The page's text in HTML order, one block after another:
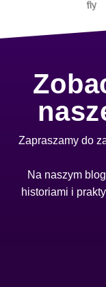
Zapraszamy do
Na naszym
historiami i